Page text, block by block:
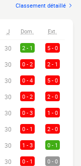
Classement détaillé
J Dom. Ext.
30 2 - 1 5 - 0
30 0 - 2 2 - 1
30 0 - 4 5 - 0
30 0 - 2 2 - 0
30 0 - 3 1 - 0
30 0 - 1 2 - 0
30 1 - 3 0 - 1
30 0 - 1 0 - 0